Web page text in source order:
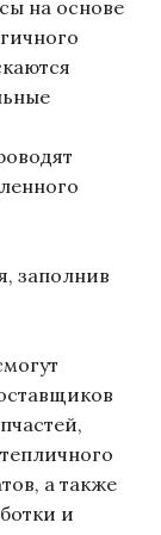
на основе
заполнив
а также
и